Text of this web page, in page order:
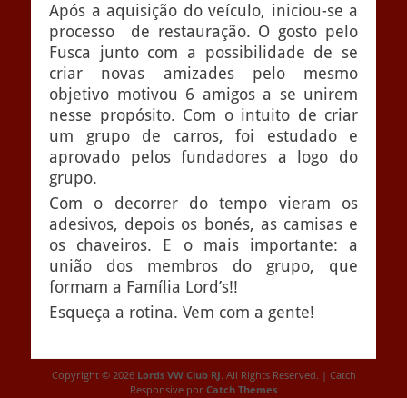
Após a aquisição do veículo, iniciou-se a
processo de restauração. O gosto pelo
Fusca junto com a possibilidade de se
criar novas amizades pelo mesmo
objetivo motivou 6 amigos a se unirem
nesse propósito. Com o intuito de criar
um grupo de carros, foi estudado e
aprovado pelos fundadores a logo do
grupo.
Com o decorrer do tempo vieram os
adesivos, depois os bonés, as camisas e
os chaveiros. E o mais importante: a
união dos membros do grupo, que
formam a Família Lord’s!!
Esqueça a rotina. Vem com a gente!
Copyright © 2026 Lords VW Club RJ. All Rights Reserved. | Catch
Responsive por Catch Themes